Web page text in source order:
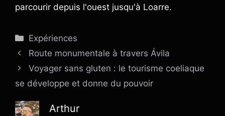
parcourir depuis l'ouest jusqu'à Loarre.
Catégories
Expériences
Route monumentale à travers Ávila
Voyager sans gluten : le tourisme coeliaque
se développe et donne du pouvoir
Arthur